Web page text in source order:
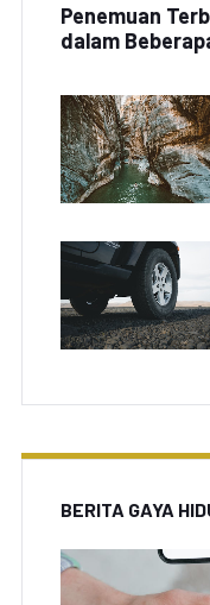
Penemuan
dalam
BERITA GAYA